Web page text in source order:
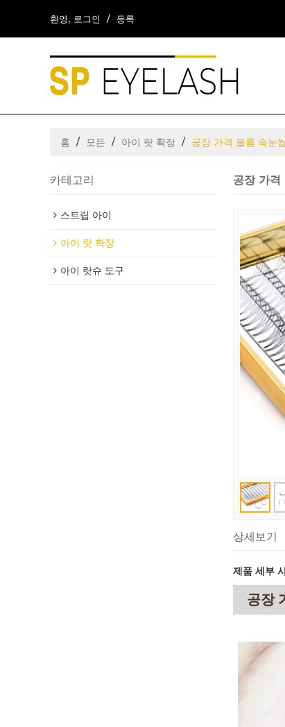
환영, 로그인 / 등록
홈 / 모든 / 아이 랏 확장 / 공장 가격 볼륨 속
카테고리
스트립 아이
아이 랏 확장
아이 랏슈 도구
공장 가
상세보기
제품 세부
공장